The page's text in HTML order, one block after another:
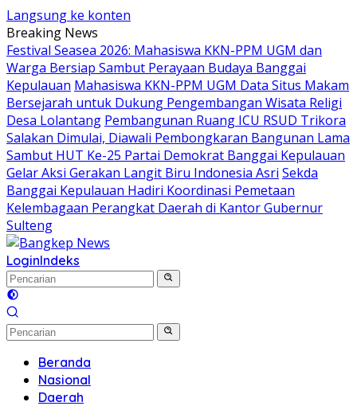
Langsung ke konten
Breaking News
Festival Seasea 2026: Mahasiswa KKN-PPM UGM dan
Warga Bersiap Sambut Perayaan Budaya Banggai
Kepulauan Mahasiswa KKN-PPM UGM Data Situs Makam
Bersejarah untuk Dukung Pengembangan Wisata Religi
Desa Lolantang Pembangunan Ruang ICU RSUD Trikora
Salakan Dimulai, Diawali Pembongkaran Bangunan Lama
Sambut HUT Ke-25 Partai Demokrat Banggai Kepulauan
Gelar Aksi Gerakan Langit Biru Indonesia Asri Sekda
Banggai Kepulauan Hadiri Koordinasi Pemetaan
Kelembagaan Perangkat Daerah di Kantor Gubernur
Sulteng
LoginIndeks
Beranda
Nasional
Daerah